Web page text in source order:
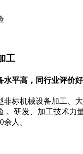
工
水平高，同行业评价好
非标机械设备加工、
。研发、加工技术力
余人。